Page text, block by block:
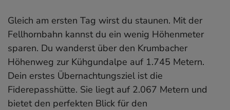
Gleich am ersten Tag wirst du staunen. Mit der
Fellhornbahn kannst du ein wenig Höhenmeter
sparen. Du wanderst über den Krumbacher
Höhenweg zur Kühgundalpe auf 1.745 Metern.
Dein erstes Übernachtungsziel ist die
Fiderepasshütte. Sie liegt auf 2.067 Metern und
bietet den perfekten Blick für den